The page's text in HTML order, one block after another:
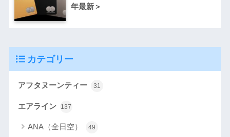
年最新＞
カテゴリー
アフタヌーンティー 31
エアライン 137
ANA（全日空） 49